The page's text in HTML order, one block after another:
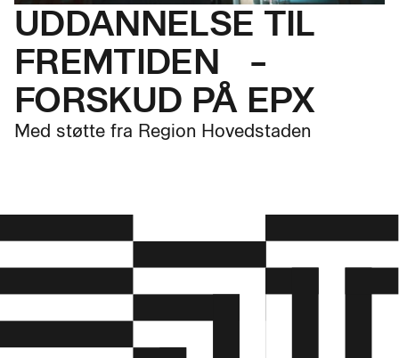
UDDAN­NELSE TIL
FREMTIDEN –
FORSKUD PÅ EPX
Med støtte fra Region Hovedstaden